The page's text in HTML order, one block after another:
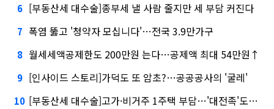
6 [부동산세 대수술]종부세 낼 사람 줄지만 세 부담 커진다
7 폭염 뚫고 '청약자 모십니다'…전국 3.9만가구
8 월세세액공제한도 200만원 는다…공제액 최대 54만원↑
9 [인사이드 스토리]가덕도 또 암초?…공공공사의 '굴레'
10 [부동산세 대수술]고가·비거주 1주택 부담…'대전족'도 불똥